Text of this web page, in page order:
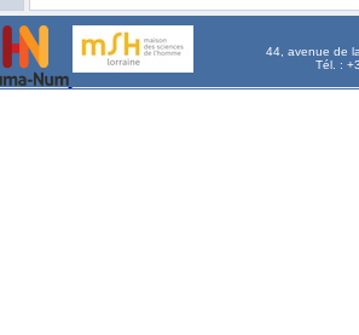
44, avenue de
Tél. :